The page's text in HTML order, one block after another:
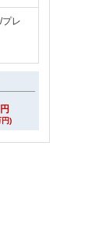
レ
円)